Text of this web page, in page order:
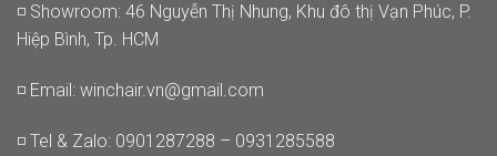
◽ Showroom: 46 Nguyễn Thị Nhung, Khu đô thị Vạn Phúc, P.
Hiệp Bình, Tp. HCM
◽ Email: winchair.vn@gmail.com
◽ Tel & Zalo: 0901287288 – 0931285588